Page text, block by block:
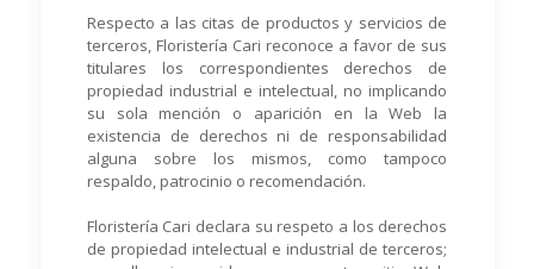
Respecto a las citas de productos y servicios de
terceros, Floristería Cari reconoce a favor de sus
titulares los correspondientes derechos de
propiedad industrial e intelectual, no implicando
su sola mención o aparición en la Web la
existencia de derechos ni de responsabilidad
alguna sobre los mismos, como tampoco
respaldo, patrocinio o recomendación.
Floristería Cari declara su respeto a los derechos
de propiedad intelectual e industrial de terceros;